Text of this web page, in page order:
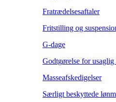
Fratrædelsesaftaler
Fritstilling og
G-dage
Godtgørelse for usaglig
Masseafskedigelser
Særligt beskyttede